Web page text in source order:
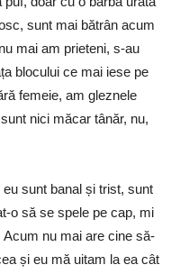
sunt mai bătrân acum
mai am prieteni, s-au
blocului ce mai iese pe
femeie, am gleznele
nici măcar tânăr, nu,
sunt banal și trist, sunt
o să se spele pe cap, mi
nu mai are cine să-
și eu mă uitam la ea cât